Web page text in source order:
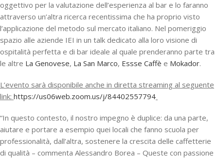
oggettivo per la valutazione dell’esperienza al bar e lo faranno
attraverso un’altra ricerca recentissima che ha proprio visto
l’applicazione del metodo sul mercato italiano. Nel pomeriggio
spazio alle aziende IEI in un talk dedicato alla loro visione di
ospitalità perfetta e di bar ideale al quale prenderanno parte tra
le altre La Genovese, La San Marco, Essse Caffè e Mokador.
L’evento sarà disponibile anche in diretta streaming al seguente
link: https://us06web.zoom.us/j/84402557794
“In questo contesto, il nostro impegno è duplice: da una parte,
aiutare e portare a esempio quei locali che fanno scuola per
professionalità, dall’altra, sostenere la crescita delle caffetterie
di qualità – commenta Alessandro Borea – Queste con passione